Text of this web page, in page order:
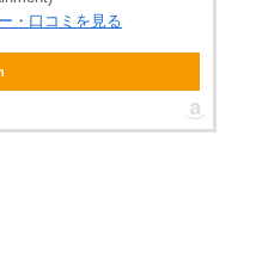
・口コミを見る